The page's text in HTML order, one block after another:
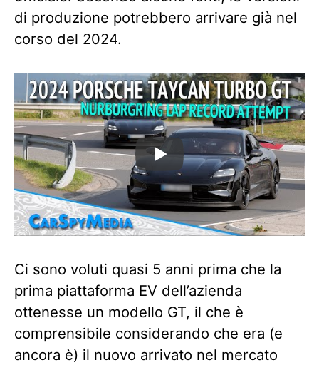
di produzione potrebbero arrivare già nel
corso del 2024.
Ci sono voluti quasi 5 anni prima che la
prima piattaforma EV dell’azienda
ottenesse un modello GT, il che è
comprensibile considerando che era (e
ancora è) il nuovo arrivato nel mercato